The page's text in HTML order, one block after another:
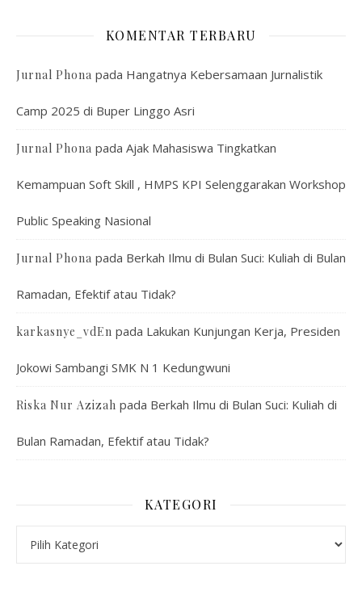
KOMENTAR TERBARU
Jurnal Phona pada Hangatnya Kebersamaan Jurnalistik
Camp 2025 di Buper Linggo Asri
Jurnal Phona pada Ajak Mahasiswa Tingkatkan
Kemampuan Soft Skill , HMPS KPI Selenggarakan Workshop
Public Speaking Nasional
Jurnal Phona pada Berkah Ilmu di Bulan Suci: Kuliah di Bulan
Ramadan, Efektif atau Tidak?
karkasnye_vdEn pada Lakukan Kunjungan Kerja, Presiden
Jokowi Sambangi SMK N 1 Kedungwuni
Riska Nur Azizah pada Berkah Ilmu di Bulan Suci: Kuliah di
Bulan Ramadan, Efektif atau Tidak?
KATEGORI